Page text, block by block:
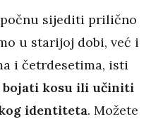
sijediti prilično
u starijoj dobi, već i
i četrdesetima, isti
bojati kosu ili učiniti
identiteta. Možete